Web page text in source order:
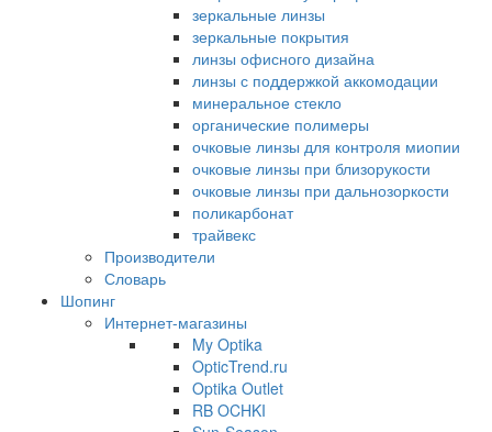
зеркальные линзы
зеркальные покрытия
линзы офисного дизайна
линзы с поддержкой аккомодации
минеральное стекло
органические полимеры
очковые линзы для контроля миопии
очковые линзы при близорукости
очковые линзы при дальнозоркости
поликарбонат
трайвекс
Производители
Словарь
Шопинг
Интернет-магазины
My Optika
OpticTrend.ru
Optika Outlet
RB OCHKI